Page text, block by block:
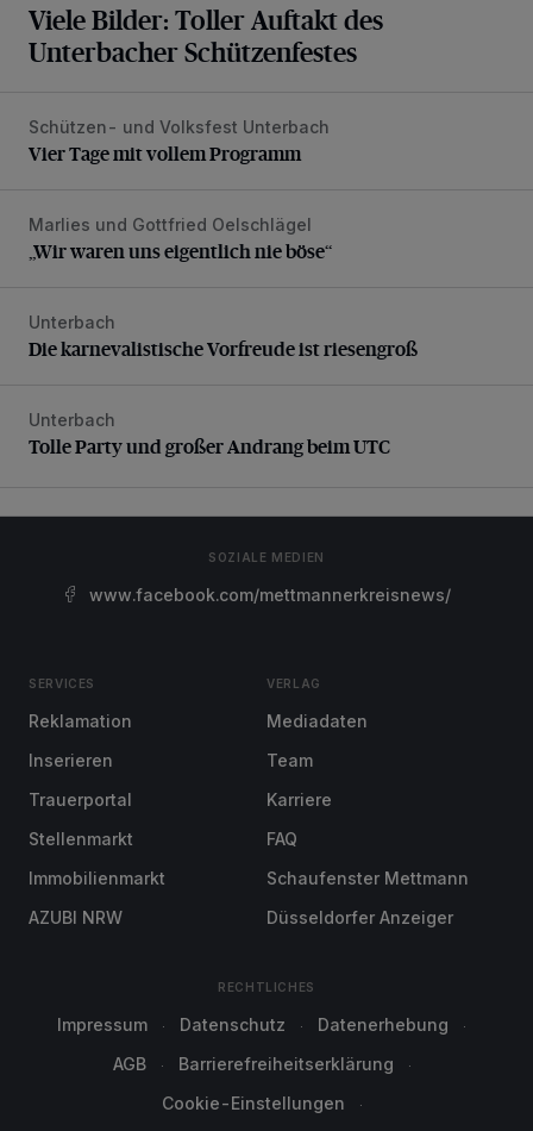
Viele Bilder: Toller Auftakt des
Unterbacher Schützenfestes
Vier Tage mit vollem Programm
Schützen- und Volksfest Unterbach
Vier Tage mit vollem Programm
„Wir waren uns eigentlich nie böse“
Marlies und Gottfried Oelschlägel
„Wir waren uns eigentlich nie böse“
Die karnevalistische Vorfreude ist riesengroß
Unterbach
Die karnevalistische Vorfreude ist riesengroß
Tolle Party und großer Andrang beim UTC
Unterbach
Tolle Party und großer Andrang beim UTC
SOZIALE MEDIEN
www.facebook.com/mettmannerkreisnews/
SERVICES
Reklamation
Inserieren
Trauerportal
Stellenmarkt
Immobilienmarkt
AZUBI NRW
VERLAG
Mediadaten
Team
Karriere
FAQ
Schaufenster Mettmann
Düsseldorfer Anzeiger
RECHTLICHES
Impressum Datenschutz
Datenerhebung
AGB
Barrierefreiheitserklärung
Cookie-Einstellungen